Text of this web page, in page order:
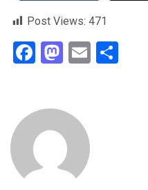
Post Views: 471
Facebook
Mastodon
Email